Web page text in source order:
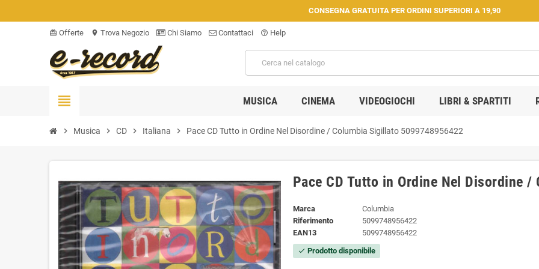
CONSEGNA GRATUITA PER ORDINI SUPERIORI A 19,90
card_giftcard Offerte location_on Trova Negozio Chi Siamo Contattaci help_outline Help
view_headline MUSICA CINEMA VIDEOGIOCHI LIBRI & SPARTITI
chevron_right Musica chevron_right CD chevron_right Italiana chevron_right Pace CD Tutto in Ordine Nel Disordine / Columbia Sigillato 5099748956422
Pace CD Tutto in Ordine Nel Disordine
Marca
Columbia
Riferimento
5099748956422
EAN13
5099748956422
check Prodotto disponibile